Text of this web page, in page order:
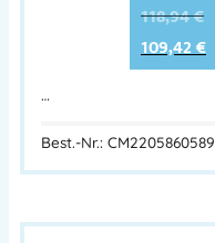
118,94€
109,42€
…
Best.-Nr.: CM2205860589